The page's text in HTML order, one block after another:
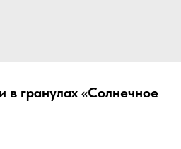
гранулах «Солнечное